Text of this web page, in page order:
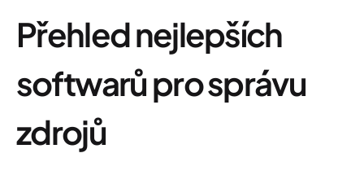
Přehled nejlepších
softwarů pro správu
zdrojů